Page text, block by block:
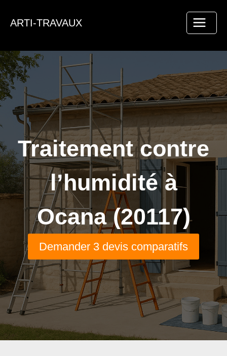
ARTI-TRAVAUX
Traitement contre
l’humidité à
Ocana (20117)
Demander 3 devis comparatifs